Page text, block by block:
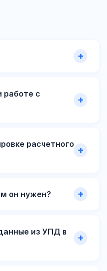
с
расчетного
он нужен?
из УПД в